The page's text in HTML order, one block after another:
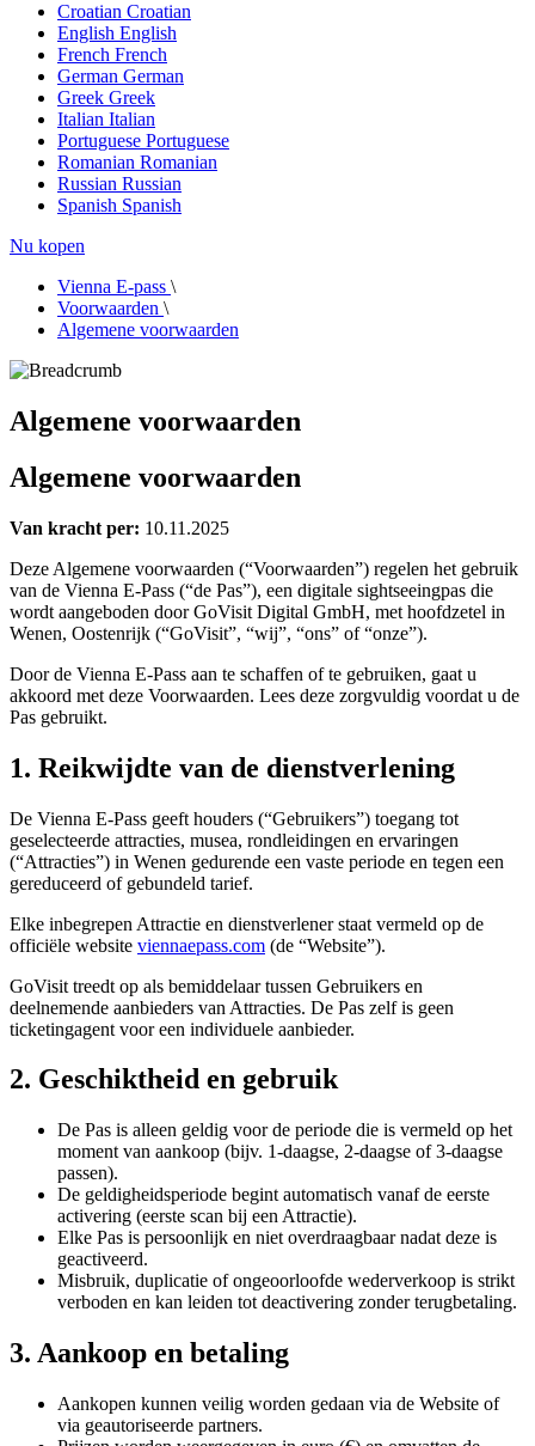
Croatian Croatian
English English
French French
German German
Greek Greek
Italian Italian
Portuguese Portuguese
Romanian Romanian
Russian Russian
Spanish Spanish
Nu kopen
Vienna E-pass \
Voorwaarden \
Algemene voorwaarden
Algemene voorwaarden
Algemene voorwaarden
Van kracht per: 10.11.2025
Deze Algemene voorwaarden (“Voorwaarden”) regelen het gebruik
van de Vienna E-Pass (“de Pas”), een digitale sightseeingpas die
wordt aangeboden door GoVisit Digital GmbH, met hoofdzetel in
Wenen, Oostenrijk (“GoVisit”, “wij”, “ons” of “onze”).
Door de Vienna E-Pass aan te schaffen of te gebruiken, gaat u
akkoord met deze Voorwaarden. Lees deze zorgvuldig voordat u de
Pas gebruikt.
1. Reikwijdte van de dienstverlening
De Vienna E-Pass geeft houders (“Gebruikers”) toegang tot
geselecteerde attracties, musea, rondleidingen en ervaringen
(“Attracties”) in Wenen gedurende een vaste periode en tegen een
gereduceerd of gebundeld tarief.
Elke inbegrepen Attractie en dienstverlener staat vermeld op de
officiële website viennaepass.com (de “Website”).
GoVisit treedt op als bemiddelaar tussen Gebruikers en
deelnemende aanbieders van Attracties. De Pas zelf is geen
ticketingagent voor een individuele aanbieder.
2. Geschiktheid en gebruik
De Pas is alleen geldig voor de periode die is vermeld op het
moment van aankoop (bijv. 1-daagse, 2-daagse of 3-daagse
passen).
De geldigheidsperiode begint automatisch vanaf de eerste
activering (eerste scan bij een Attractie).
Elke Pas is persoonlijk en niet overdraagbaar nadat deze is
geactiveerd.
Misbruik, duplicatie of ongeoorloofde wederverkoop is strikt
verboden en kan leiden tot deactivering zonder terugbetaling.
3. Aankoop en betaling
Aankopen kunnen veilig worden gedaan via de Website of
via geautoriseerde partners.